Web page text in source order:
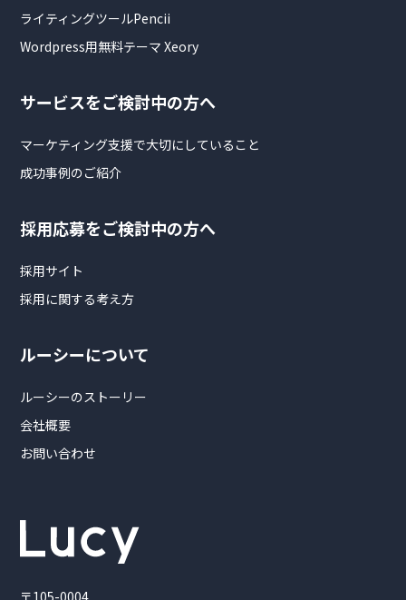
ライティングツールPencii
Wordpress用無料テーマ Xeory
サービスをご検討中の方へ
マーケティング支援で大切にしていること
成功事例のご紹介
採用応募をご検討中の方へ
採用サイト
採用に関する考え方
ルーシーについて
ルーシーのストーリー
会社概要
お問い合わせ
〒105-0004